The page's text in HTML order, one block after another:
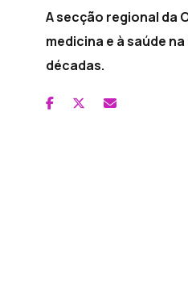
A secção regional da
medicina e à saúde
décadas.